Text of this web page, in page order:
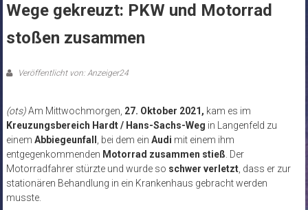
Wege gekreuzt: PKW und Motorrad
stoßen zusammen
Veröffentlicht von: Anzeiger24
(ots)Am Mittwochmorgen, 27. Oktober 2021, kam es im
Kreuzungsbereich Hardt / Hans-Sachs-Weg in Langenfeld zu
einem Abbiegeunfall , bei dem ein Audi mit einem ihm
entgegenkommenden Motorrad zusammen stieß. Der
Motorradfahrer stürzte und wurde so schwer verletzt, dass er zur
stationären Behandlung in ein Krankenhaus gebracht werden
musste.